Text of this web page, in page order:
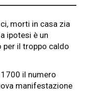
morti in casa zia
ipotesi è un
per il troppo caldo
il numero
manifestazione